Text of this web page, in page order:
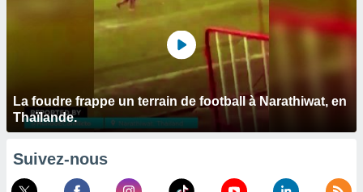
La foudre frappe un terrain de football à Narathiwat, en
Thaïlande.
Suivez-nous